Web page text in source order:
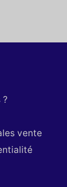
?
vente